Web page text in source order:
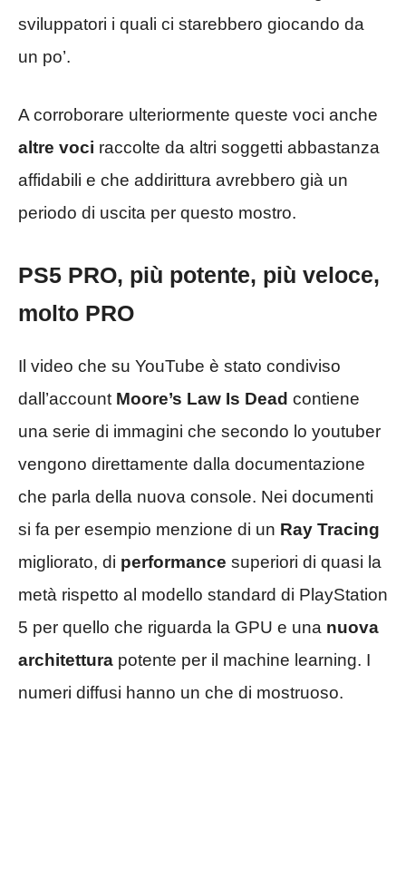
sviluppatori i quali ci starebbero giocando da
un po’.
A corroborare ulteriormente queste voci anche
altre voci raccolte da altri soggetti abbastanza
affidabili e che addirittura avrebbero già un
periodo di uscita per questo mostro.
PS5 PRO, più potente, più veloce,
molto PRO
Il video che su YouTube è stato condiviso
dall’account Moore’s Law Is Dead contiene
una serie di immagini che secondo lo youtuber
vengono direttamente dalla documentazione
che parla della nuova console. Nei documenti
si fa per esempio menzione di un Ray Tracing
migliorato, di performance superiori di quasi la
metà rispetto al modello standard di PlayStation
5 per quello che riguarda la GPU e una nuova
architettura potente per il machine learning. I
numeri diffusi hanno un che di mostruoso.